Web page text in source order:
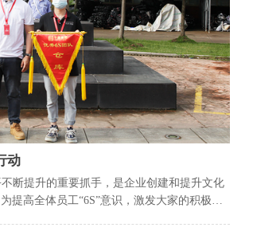
动
断提升的重要抓手，是企业创建和提升文化
提高全体员工“6S”意识，激发大家的积极性